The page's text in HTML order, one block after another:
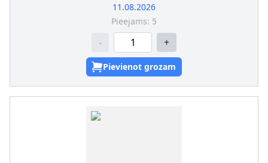
11.08.2026
Pieejams: 5
- +
Pievienot grozam